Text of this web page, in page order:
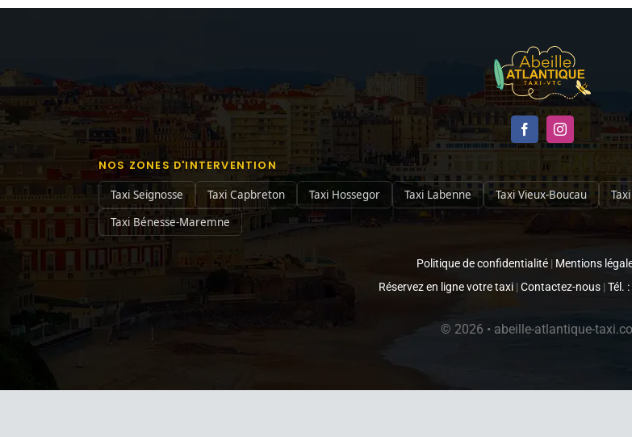
NOS ZONES D'INTERVENTION
Taxi Seignosse Taxi Capbreton Taxi Hossegor Taxi Labenne Taxi Vieux-Boucau
Taxi Bénesse-Maremne
Politique de confidentialité| Mentions
Réservez en ligne votre taxi | Contactez-nous | Tél.
© 2026 • abeille-atlantique-